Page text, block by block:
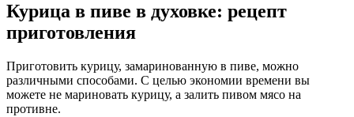
Курица в пиве в духовке: рецепт
приготовления
Приготовить курицу, замаринованную в пиве, можно
различными способами. С целью экономии времени вы
можете не мариновать курицу, а залить пивом мясо на
противне.